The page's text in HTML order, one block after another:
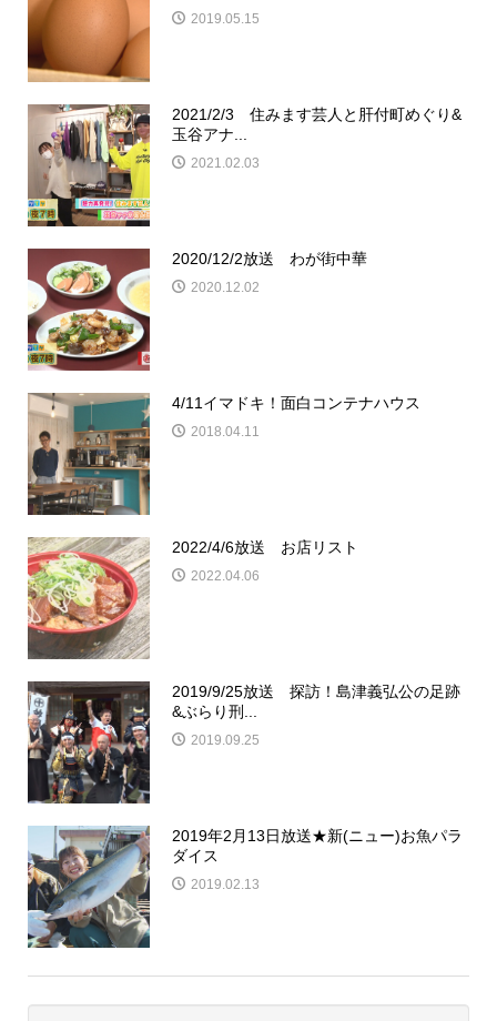
2019.05.15
2021/2/3 住みます芸人と肝付町めぐり&
玉谷アナ...
2021.02.03
2020/12/2放送 わが街中華
2020.12.02
4/11イマドキ！面白コンテナハウス
2018.04.11
2022/4/6放送 お店リスト
2022.04.06
2019/9/25放送 探訪！島津義弘公の足跡
&ぶらり刑...
2019.09.25
2019年2月13日放送★新(ニュー)お魚パラ
ダイス
2019.02.13